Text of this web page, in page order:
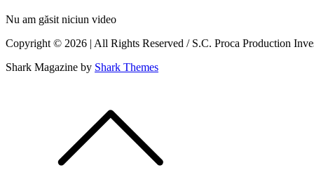
Nu am găsit niciun video
Copyright © 2026 | All Rights Reserved / S.C. Proca Production
Shark Magazine by Shark Themes